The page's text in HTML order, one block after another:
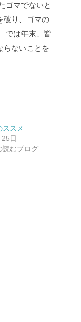
ゴマでないと
破り、ゴマの
では年末、皆
らないことを
ススメ
日
読むブログ